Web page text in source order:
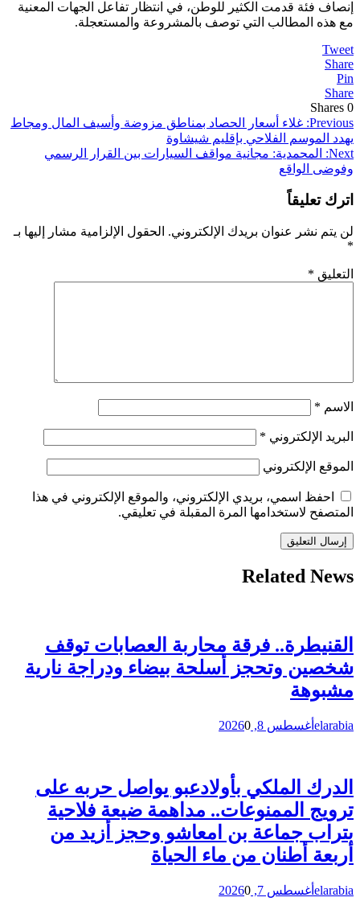
إنصاف فئة قدمت الكثير للوطن، في انتظار تفاعل الجهات المعنية
مع هذه المطالب التي توصف بالمشروعة والمستعجلة.
Tweet
Share
Pin
Share
0
Shares
تصفّح
المقالات
Previous: غلاء أسعار الحصاد بمناطق مزوضة وأسيف المال ومجاط
يهدد الموسم الفلاحي بإقليم شيشاوة
Next:
المحمدية: مجانية مواقف السيارات بين القرار الرسمي
وفوضى الواقع
اترك تعليقاً
لن يتم نشر عنوان بريدك الإلكتروني. الحقول الإلزامية مشار إليها بـ
*
التعليق *
الاسم *
البريد الإلكتروني *
الموقع الإلكتروني
احفظ اسمي، بريدي الإلكتروني، والموقع الإلكتروني في هذا
المتصفح لاستخدامها المرة المقبلة في تعليقي.
Related News
القنيطرة.. فرقة محاربة العصابات توقف
شخصين وتحجز أسلحة بيضاء ودراجة نارية
مشبوهة
elarabia أغسطس 8, 2026 0
الدرك الملكي بأولادعبو يواصل حربه على
ترويج الممنوعات.. مداهمة ضيعة فلاحية
بتراب جماعة بن امعاشو وحجز أزيد من
أربعة أطنان من ماء الحياة
elarabia أغسطس 7, 2026 0